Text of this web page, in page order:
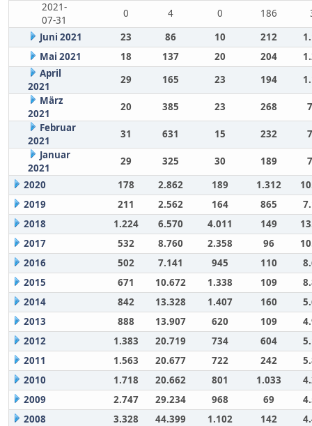
2021-
07-31
0 4 0 186
Juni 2021
23 86 10 212
Mai 2021
18 137 20 204
April
2021
29 165 23 194
März
2021
20 385 23 268
Februar
2021
31 631 15 232
Januar
2021
29 325 30 189
2020
178 2.862 189 1.312
2019
211 2.562 164 865
2018
1.224 6.570 4.011 149
2017
532 8.760 2.358 96
2016
502 7.141 945 110
2015
671 10.672 1.338 109
2014
842 13.328 1.407 160
2013
888 13.907 620 109
2012
1.383 20.719 734 604
2011
1.563 20.677 722 242
2010
1.718 20.662 801 1.033
2009
2.747 29.234 968 69
2008
3.328 44.399 1.102 142